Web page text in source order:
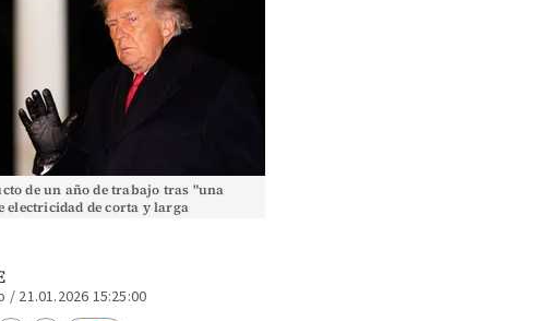
de un año de trabajo tras "una
electricidad de corta y larga
/ 21.01.2026 15:25:00